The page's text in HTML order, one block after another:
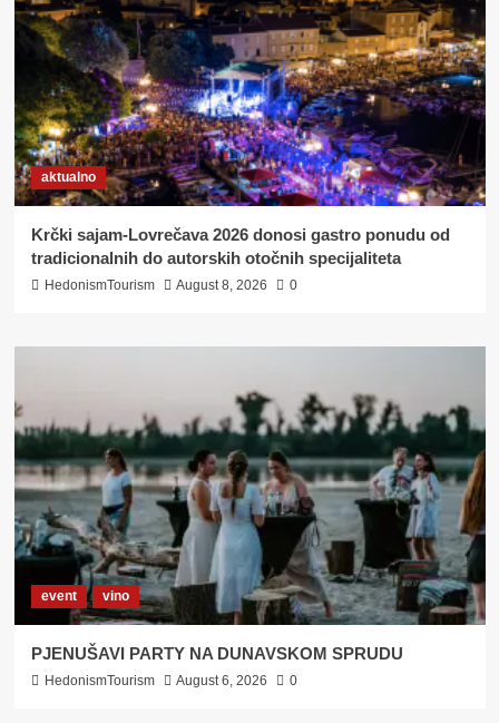
aktualno
Krčki sajam-Lovrečava 2026 donosi gastro ponudu od
tradicionalnih do autorskih otočnih specijaliteta
HedonismTourism August 8, 2026 0
event vino
PJENUŠAVI PARTY NA DUNAVSKOM SPRUDU
HedonismTourism August 6, 2026 0